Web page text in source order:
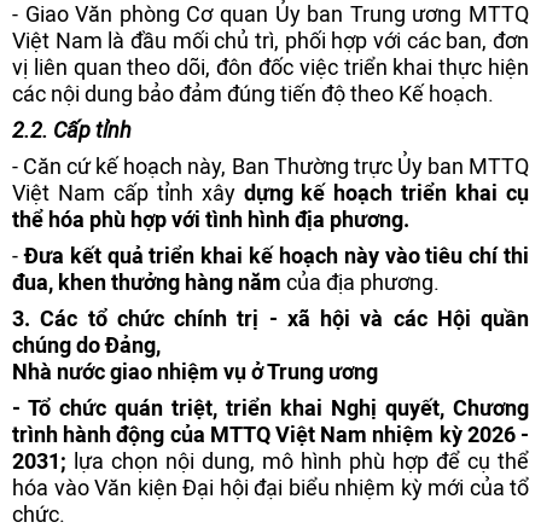
- Giao Văn phòng Cơ quan Ủy ban Trung ương MTTQ
Việt Nam là đầu mối chủ trì, phối hợp với các ban, đơn
vị liên quan theo dõi, đôn đốc việc triển khai thực hiện
các nội dung bảo đảm đúng tiến độ theo Kế hoạch.
2.2. Cấp tỉnh
- Căn cứ kế hoạch này, Ban Thường trực Ủy ban MTTQ
Việt Nam cấp tỉnh xâydựng kế hoạch triển khai cụ
thể hóa phù hợp với tình hìnhđịa phương.
- Đưa kết quả triển khai kế hoạch này vào tiêu chí thi
đua, khen thưởng hàng năm của địa phương.
3. Các tổ chức chính trị - xã hội và các Hội quần
chúng do Đảng,
Nhà nước giao nhiệm vụở Trung ương
- Tổ chức quán triệt, triển khai Nghị quyết, Chương
trình hành động của MTTQ Việt Nam nhiệm kỳ 2026 -
2031; lựa chọn nội dung, mô hình phù hợp để cụ thể
hóa vào Văn kiện Đại hội đại biểu nhiệm kỳ mới của tổ
chức.